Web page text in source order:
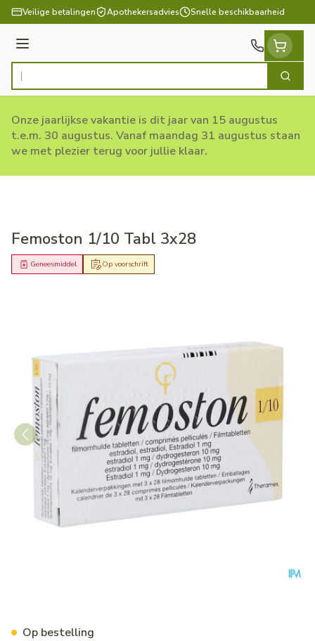
Ga naar de inhoud
Veilige betalingen Apothekersadvies Snelle beschikbaarheid
Menu
Product, merk, categorie... Zoek
Onze jaarlijkse vakantie is dit jaar van 15 augustus
t.e.m. 30 augustus. Vanaf maandag 31 augustus staan
we met plezier terug voor jullie klaar.
Femoston 1/10 Tabl 3x28
Op voorschrift
Geneesmiddel
Op bestelling